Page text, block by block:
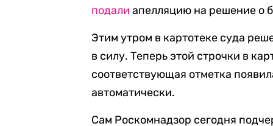
подали апелляцию на решение о
Этим утром в картотеке суда
в силу. Теперь этой строчки в
соответствующая отметка
автоматически.
Сам Роскомнадзор сегодня